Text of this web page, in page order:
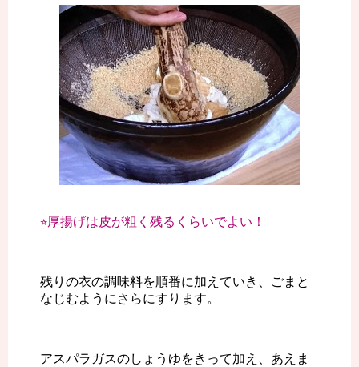
⭐︎厚揚げは皮が粗く残るくらいでよい！
残りの衣の調味料を順番に加えていき、ごまと
なじむようにさらにすります。
アスパラガスのしょうゆをきって加え、あえま